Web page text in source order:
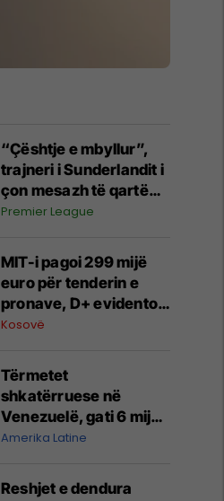
“Çështje e mbyllur”,
trajneri i Sunderlandit i
çon mesazh të qartë
Chelseas për Granit
Premier League
MIT-i pagoi 299 mijë
euro për tenderin e
pronave, D+ evidenton
shkelje procedurale
Kosovë
Tërmetet
shkatërruese në
Venezuelë, gati 6 mijë
viktima - dëmet arrijnë
Amerika Latine
Reshjet e dendura